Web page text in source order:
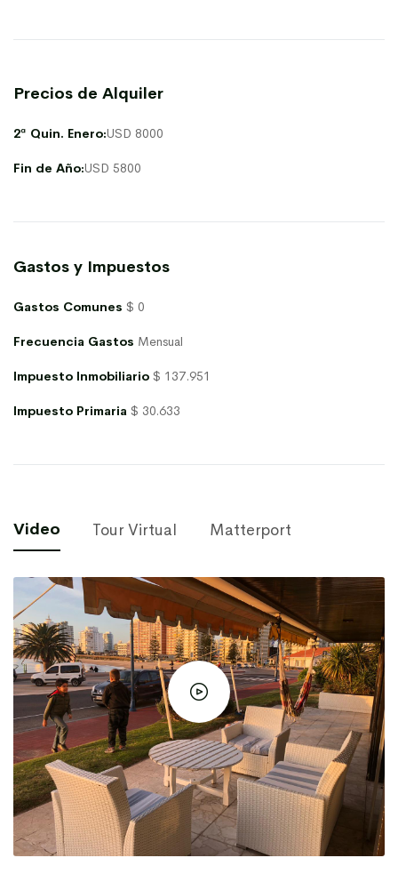
Precios de Alquiler
2ª Quin. Enero:USD 8000
Fin de Año:USD 5800
Gastos y Impuestos
Gastos Comunes $ 0
Frecuencia Gastos Mensual
Impuesto Inmobiliario $ 137.951
Impuesto Primaria $ 30.633
Video Tour Virtual Matterport